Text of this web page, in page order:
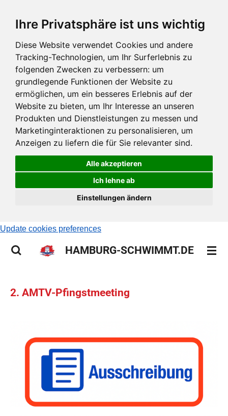
Ihre Privatsphäre ist uns wichtig
Diese Website verwendet Cookies und andere
Tracking-Technologien, um Ihr Surferlebnis zu
folgenden Zwecken zu verbessern: um
grundlegende Funktionen der Website zu
ermöglichen, um ein besseres Erlebnis auf der
Website zu bieten, um Ihr Interesse an unseren
Produkten und Dienstleistungen zu messen und
Marketinginteraktionen zu personalisieren, um
Anzeigen zu liefern die für Sie relevanter sind.
Alle akzeptieren
Ich lehne ab
Einstellungen ändern
Update cookies preferences
Hauptinhalt
HAMBURG-SCHWIMMT.DE
2. AMTV-Pfingstmeeting